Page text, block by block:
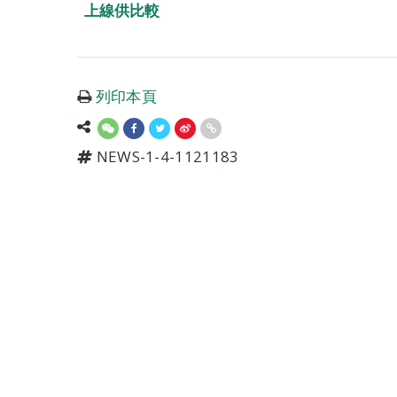
上線供比較
列印本頁
NEWS-1-4-1121183